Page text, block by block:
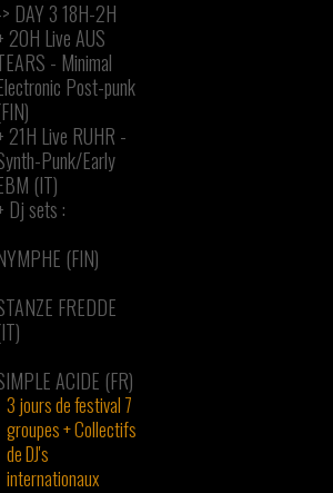
DAY 3 18H-2H
20H Live AUS
- Minimal
Post-punk
21H Live RUHR -
Punk/Early
(IT)
Dj sets :
(FIN)
FREDDE
ACIDE (FR)
3 jours de festival 7
groupes + Collectifs
de DJ's
internationaux